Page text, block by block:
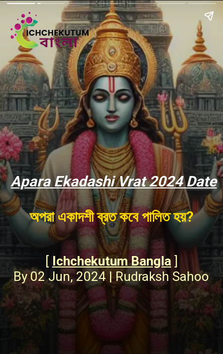
অপরা একাদশী ব্রত কবে পালিত হয়?
Apara Ekadashi Vrat 2024 Date
[ Ichchekutum Bangla ]
By 02 Jun, 2024 | Rudraksh Sahoo